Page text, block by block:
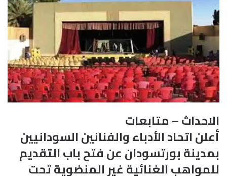
الاحداث – متابعات
أعلن اتحاد الأدباء والفنانين السودانيين
بمدينة بورتسودان عن فتح باب التقديم
للمواهب الغنائية غير المنضوية تحت